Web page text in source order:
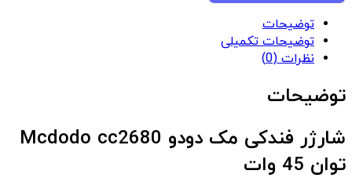
توضیحات
توضیحات تکمیلی
نظرات (0)
توضیحات
شارژر فندکی مک دودو Mcdodo cc2680
توان 45 وات